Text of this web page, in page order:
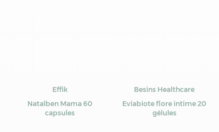
Effik
Natalben Mama 60
capsules
Besins Healthcare
Eviabiote flore intime 20
gélules